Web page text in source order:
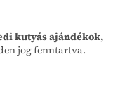
kutyás ajándékok,
jog fenntartva.